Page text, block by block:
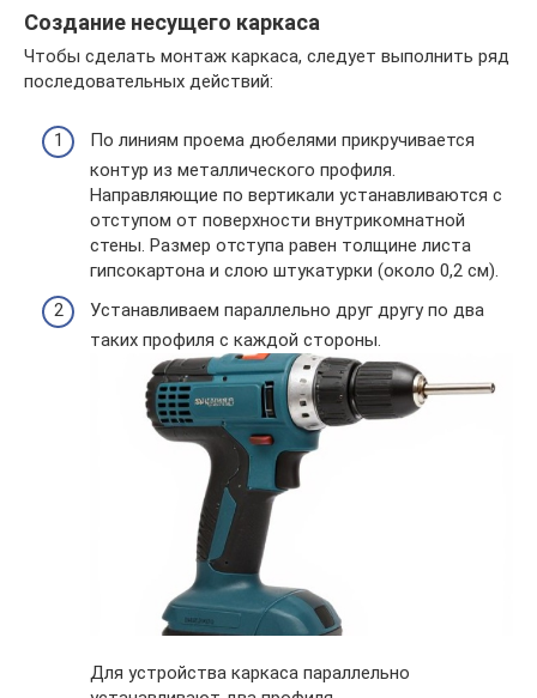
Создание несущего каркаса
Чтобы сделать монтаж каркаса, следует выполнить ряд
последовательных действий:
По линиям проема дюбелями прикручивается
контур из металлического профиля.
Направляющие по вертикали устанавливаются с
отступом от поверхности внутрикомнатной
стены. Размер отступа равен толщине листа
гипсокартона и слою штукатурки (около 0,2 см).
Устанавливаем параллельно друг другу по два
таких профиля с каждой стороны.
Для устройства каркаса параллельно